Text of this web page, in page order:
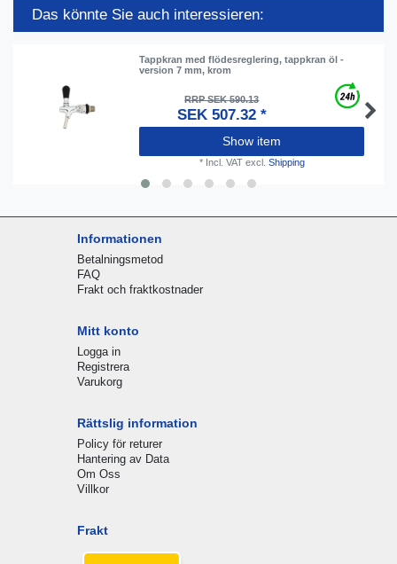
Das könnte Sie auch interessieren:
Tappkran med flödesreglering, tappkran öl -
version 7 mm, krom
RRP SEK 590.13
SEK 507.32 *
Show item
* Incl. VATexcl. Shipping
Informationen
Betalningsmetod
FAQ
Frakt och fraktkostnader
Mitt konto
Logga in
Registrera
Varukorg
Rättslig information
Policy för returer
Hantering av Data
Om Oss
Villkor
Frakt